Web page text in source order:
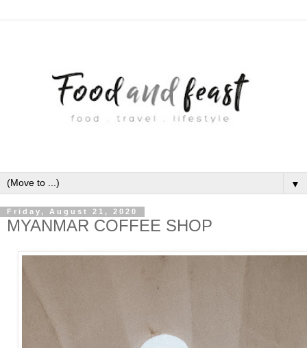
▼
Friday, August 21, 2020
MYANMAR COFFEE SHOP